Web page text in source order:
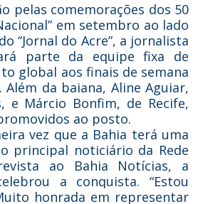
pelas comemorações dos 50
em setembro ao lado
“Jornal do Acre”, a jornalista
parte da equipe fixa de
global aos finais de semana
da baiana, Aline Aguiar,
e Márcio Bonfim, de Recife,
ao posto.
vez que a Bahia terá uma
principal noticiário da Rede
ao Bahia Notícias, a
a conquista. “Estou
honrada em representar